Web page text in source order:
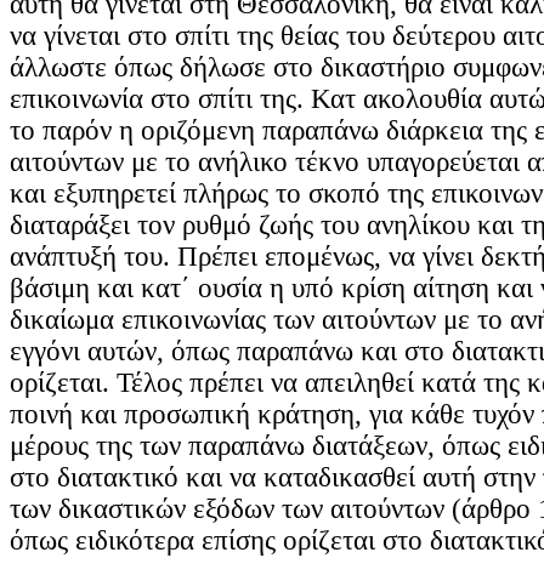
να γίνεται στο σπίτι της θείας του δεύτερου
άλλωστε όπως δήλωσε στο δικαστήριο
επικοινωνία στο σπίτι της. Κατ ακολουθία
το παρόν η οριζόμενη παραπάνω διάρκεια της
αιτούντων με το ανήλικο τέκνο υπαγορεύεται
και εξυπηρετεί πλήρως το σκοπό της
διαταράξει τον ρυθμό ζωής του ανηλίκου και
ανάπτυξή του. Πρέπει επομένως, να γίνει
βάσιμη και κατ΄ ουσία η υπό κρίση αίτηση και
δικαίωμα επικοινωνίας των αιτούντων με το
εγγόνι αυτών, όπως παραπάνω και στο
ορίζεται. Τέλος πρέπει να απειληθεί κατά της
ποινή και προσωπική κράτηση, για κάθε
μέρους της των παραπάνω διατάξεων, όπως
στο διατακτικό και να καταδικασθεί αυτή
των δικαστικών εξόδων των αιτούντων
όπως ειδικότερα επίσης ορίζεται στο